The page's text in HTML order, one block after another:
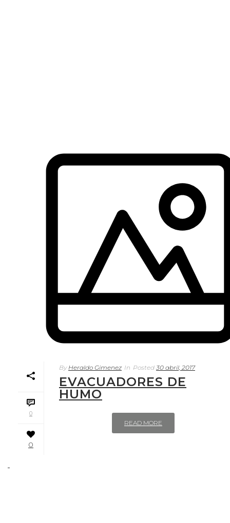
0
0
By Heraldo Gimenez In Posted 30 abril, 2017
EVACUADORES DE
HUMO
READ MORE